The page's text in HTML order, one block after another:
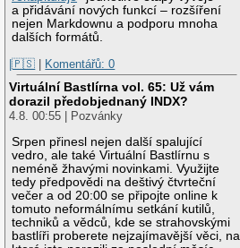
a přidávání nových funkcí – rozšíření
nejen Markdownu a podporu mnoha
dalších formátů.
|🇵🇸 | Komentářů: 0
Virtuální Bastlírna vol. 65: Už vám
dorazil předobjednaný INDX?
4.8. 00:55 | Pozvánky
Srpen přinesl nejen další spalující
vedro, ale také Virtuální Bastlírnu s
neméně žhavými novinkami. Využijte
tedy předpovědi na deštivý čtvrteční
večer a od 20:00 se připojte online k
tomuto neformálnímu setkání kutilů,
techniků a vědců, kde se strahovskými
bastlíři proberete nejzajímavější věci, na